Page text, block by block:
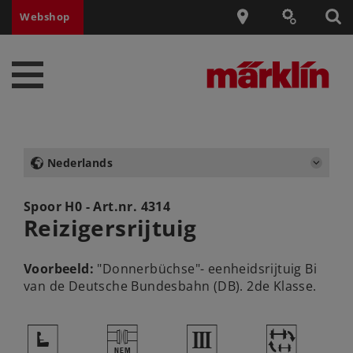
Webshop
Nederlands
Spoor H0 - Art.nr. 4314
Reizigersrijtuig
Voorbeeld: "Donnerbüchse"- eenheidsrijtuig Bi
van de Deutsche Bundesbahn (DB). 2de Klasse.
j U 3 ~